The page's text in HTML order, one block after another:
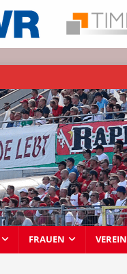
FRAUEN VEREIN